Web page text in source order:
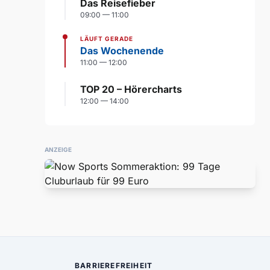
Das Reisefieber
09:00 — 11:00
LÄUFT GERADE
Das Wochenende
11:00 — 12:00
TOP 20 – Hörercharts
12:00 — 14:00
ANZEIGE
BARRIEREFREIHEIT